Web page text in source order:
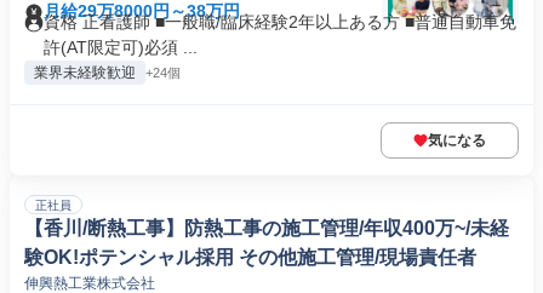
月給29万8000円～38万円
資格 正看護師 ■一般職/臨床経験2年以上ある方 ■普通自動車免
許(AT限定可)必須 ...
業界未経験歓迎 +24個
気になる
正社員
【香川/断熱工事】防熱工事の施工管理/年収400万~/未経
験OK!ポテンシャル採用 その他施工管理/現場責任者
伸興熱工業株式会社